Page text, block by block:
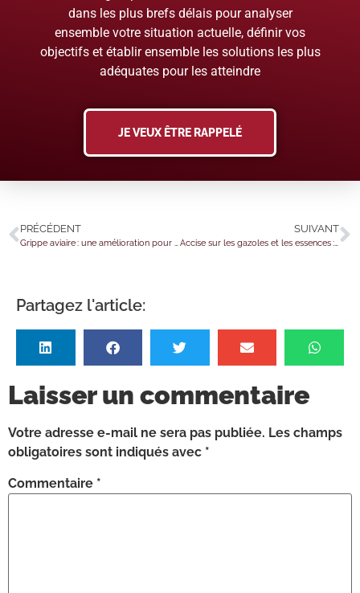
dans les plus brefs délais pour analyser
ensemble votre situation actuelle, définir vos
objectifs et établir ensemble les solutions les plus
adéquates pour les atteindre
JE VEUX ÊTRE RAPPELÉ
PRÉCÉDENT
Grippe aviaire : une amélioration pour le printemps 2025 !
SUIVANT
Accise sur les gazoles et les essences : du nouveau concernant la demande de remboursement
Partagez l'article:
Laisser un commentaire
Votre adresse e-mail ne sera pas publiée. Les champs
obligatoires sont indiqués avec *
Commentaire *